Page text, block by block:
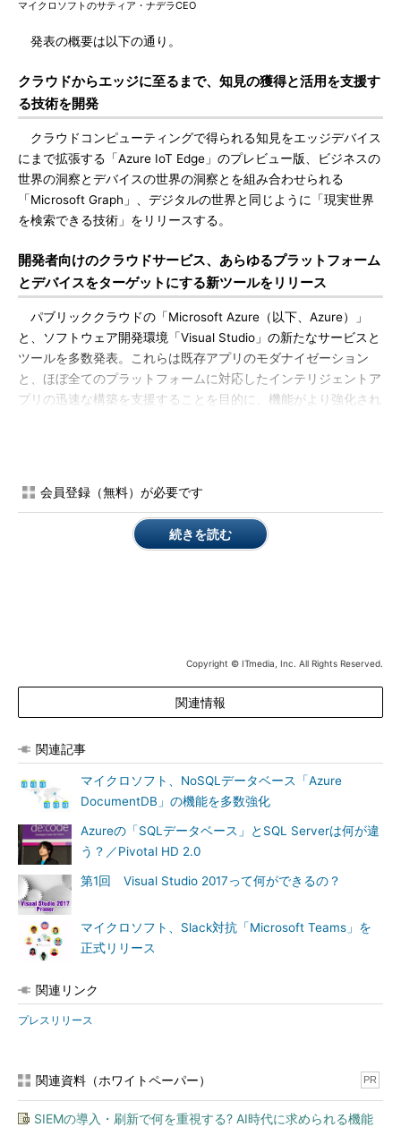
マイクロソフトのサティア・ナデラCEO
発表の概要は以下の通り。
クラウドからエッジに至るまで、知見の獲得と活用を支援す
る技術を開発
クラウドコンピューティングで得られる知見をエッジデバイス
にまで拡張する「Azure IoT Edge」のプレビュー版、ビジネスの
世界の洞察とデバイスの世界の洞察とを組み合わせられる
「Microsoft Graph」、デジタルの世界と同じように「現実世界
を検索できる技術」をリリースする。
開発者向けのクラウドサービス、あらゆるプラットフォーム
とデバイスをターゲットにする新ツールをリリース
パブリッククラウドの「Microsoft Azure（以下、Azure）」
と、ソフトウェア開発環境「Visual Studio」の新たなサービスと
ツールを多数発表。これらは既存アプリのモダナイゼーション
と、ほぼ全てのプラットフォームに対応したインテリジェントア
プリの迅速な構築を支援することを目的に、機能がより強化され
Azure Cosmos DBは、IoT（Internet of Things）、
AI（Artificial Intelligence：人工知能）、モバイルといった、地
球規模のクラウドサービスとデータ集約型アプリケーションをサ
ポートするために一から設計されたNoSQLデータベース。高い
99パーセントの処理において10ミリ秒以下のレイテンシを実現で
きる水平スケーラビリティを提供する。開発者は、明確に定義さ
つつ、全てのデータに自動的にインデックスを付与できるスキー
マフリーのデータベースサービスによって、高い柔軟性が得られ
るようになる。
Azure SQL Databaseに「MySQL」「PostgreSQL」のマネージ
ドサービスを追加
Azureで、オープンソースデータベースの「MySQL」と
「PostgreSQL」サービスが提供される。これらはマネージドサ
ービスとして展開され、ユーザーは運用管理や障害対応、バック
アップなどを任せられる。データ維持と自動回復機能などを提供
性とスケーラビリティを実現するよう支援できるという。
公開された。
「Azure SQL Database」の機能向上
会員登録（無料）が必要です
続きを読む
Copyright © ITmedia, Inc. All Rights Reserved.
関連情報
関連記事
マイクロソフト、NoSQLデータベース「Azure
DocumentDB」の機能を多数強化
Azureの「SQLデータベース」とSQL Serverは何が違
う？／Pivotal HD 2.0
第1回 Visual Studio 2017って何ができるの？
マイクロソフト、Slack対抗「Microsoft Teams」を
正式リリース
関連リンク
プレスリリース
関連資料（ホワイトペーパー） PR
SIEMの導入・刷新で何を重視する? AI時代に求められる機能